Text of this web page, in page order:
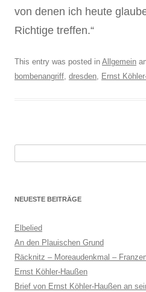
von denen ich heute
Richtige treffen.“
This entry was posted in Allgemein
bombenangriff, dresden, Ernst
NEUESTE BEITRÄGE
Elbelied
An den Plauischen Grund
Räcknitz – Moreaudenkmal –
Ernst Köhler-Haußen
Brief von Ernst Köhler-Haußen an